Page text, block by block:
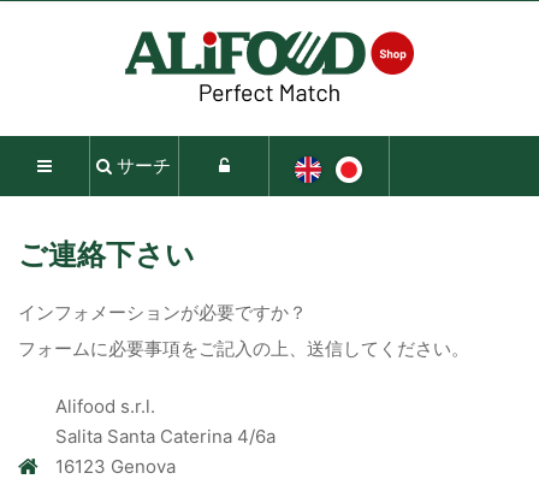
サーチ
ご連絡下さい
インフォメーションが必要ですか？
フォームに必要事項をご記入の上、送信してください。
Alifood s.r.l.
Salita Santa Caterina 4/6a
16123 Genova